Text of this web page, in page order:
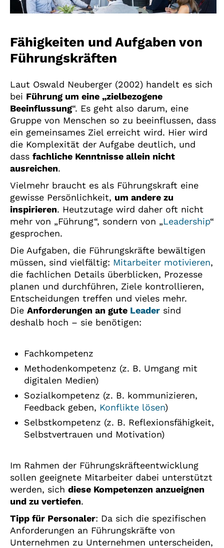
Fähigkeiten und Aufgaben von
Führungskräften
Laut Oswald Neuberger (2002) handelt es sich
bei Führung um eine „zielbezogene
Beeinflussung“. Es geht also darum, eine
Gruppe von Menschen so zu beeinflussen, dass
ein gemeinsames Ziel erreicht wird. Hier wird
die Komplexität der Aufgabe deutlich, und
dass fachliche Kenntnisse allein nicht
ausreichen.
Vielmehr braucht es als Führungskraft eine
gewisse Persönlichkeit, um andere zu
inspirieren. Heutzutage wird daher oft nicht
mehr von „Führung“, sondern von „Leadership“
gesprochen.
Die Aufgaben, die Führungskräfte bewältigen
müssen, sind vielfältig: Mitarbeiter motivieren,
die fachlichen Details überblicken, Prozesse
planen und durchführen, Ziele kontrollieren,
Entscheidungen treffen und vieles mehr.
Die Anforderungen an gute Leader sind
deshalb hoch – sie benötigen:
Fachkompetenz
Methodenkompetenz (z. B. Umgang mit
digitalen Medien)
Sozialkompetenz (z. B. kommunizieren,
Feedback geben, Konflikte lösen)
Selbstkompetenz (z. B. Reflexionsfähigkeit,
Selbstvertrauen und Motivation)
Im Rahmen der Führungskräfteentwicklung
sollen geeignete Mitarbeiter dabei unterstützt
werden, sich diese Kompetenzen anzueignen
und zu vertiefen.
Tipp für Personaler: Da sich die spezifischen
Anforderungen an Führungskräfte von
Unternehmen zu Unternehmen unterscheiden,